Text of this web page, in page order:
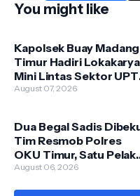
You might like
Kapolsek Buay Madang
Timur Hadiri Lokakarya
Mini Lintas Sektor
Puskesmas
August 07, 2026
Dua Begal Sadis
Tim Resmob Polres
OKU Timur, Satu
Dilumpuhkan dengan
August 06, 2026